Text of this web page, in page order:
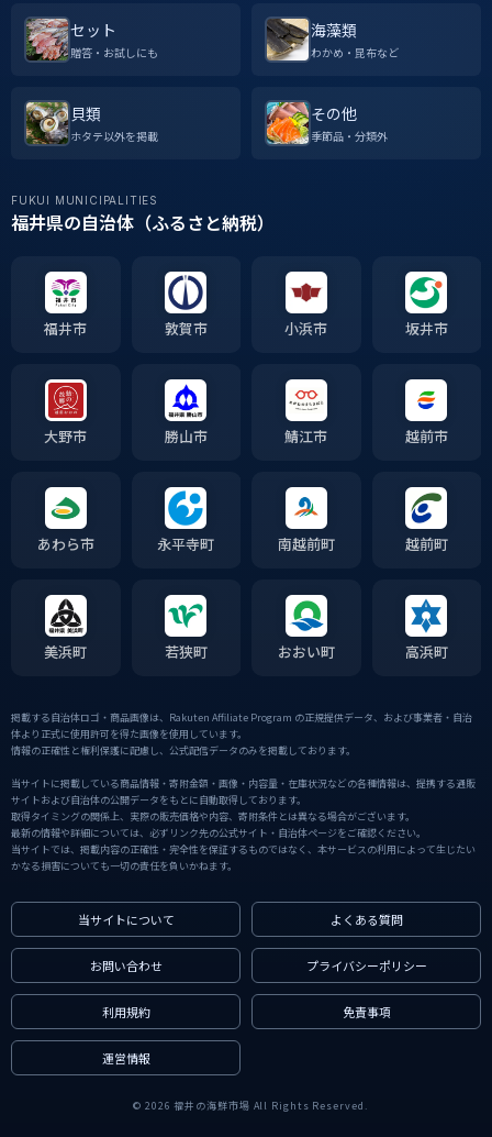
セット
贈答・お試しにも
海藻類
わかめ・昆布など
貝類
ホタテ以外を掲載
その他
季節品・分類外
FUKUI MUNICIPALITIES
福井県の自治体（ふるさと納税）
福井市 敦賀市 小浜市 坂井市
大野市 勝山市 鯖江市 越前市
あわら市 永平寺町 南越前町 越前町
美浜町 若狭町 おおい町 高浜町
掲載する自治体ロゴ・商品画像は、Rakuten Affiliate Program の正規提供データ、および事業者・自治
体より正式に使用許可を得た画像を使用しています。
情報の正確性と権利保護に配慮し、公式配信データのみを掲載しております。
当サイトに掲載している商品情報・寄附金額・画像・内容量・在庫状況などの各種情報は、提携する通販
サイトおよび自治体の公開データをもとに自動取得しております。
取得タイミングの関係上、実際の販売価格や内容、寄附条件とは異なる場合がございます。
最新の情報や詳細については、必ずリンク先の公式サイト・自治体ページをご確認ください。
当サイトでは、掲載内容の正確性・完全性を保証するものではなく、本サービスの利用によって生じたい
かなる損害についても一切の責任を負いかねます。
当サイトについて よくある質問
お問い合わせ プライバシーポリシー
利用規約 免責事項
運営情報
© 2026 福井の海鮮市場 All Rights Reserved.